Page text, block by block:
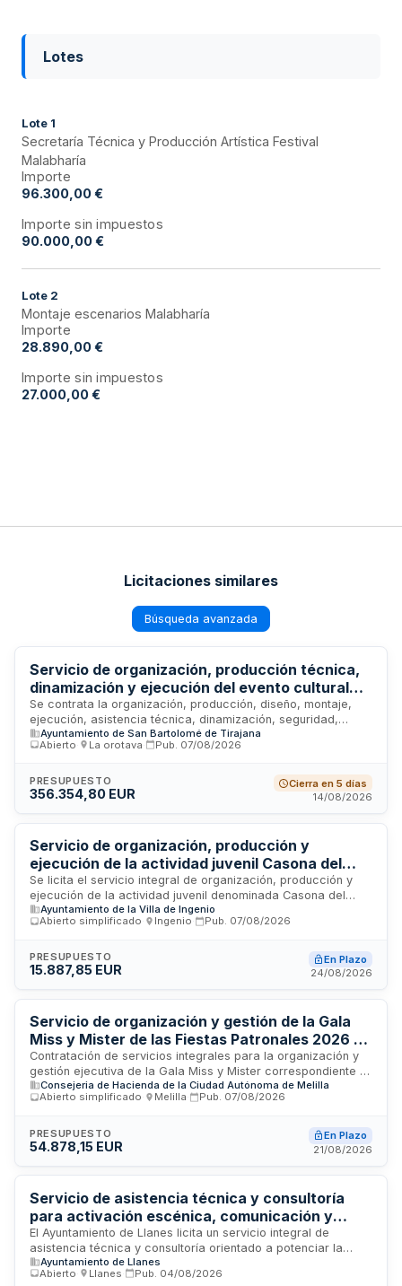
Lotes
Lote 1
Secretaría Técnica y Producción Artística Festival
Malabharía
Importe
96.300,00 €
Importe sin impuestos
90.000,00 €
Lote 2
Montaje escenarios Malabharía
Importe
28.890,00 €
Importe sin impuestos
27.000,00 €
Licitaciones similares
Búsqueda avanzada
Servicio de organización, producción técnica,
dinamización y ejecución del evento cultural
juvenil Maspaterror 2026 del Ayuntamiento de
San Bartolomé de Tirajana
Se contrata la organización, producción, diseño, montaje,
ejecución, asistencia técnica, dinamización, seguridad,
prevención, infraestructuras auxiliares, atención al público,
catering y desmontaje del evento juvenil y cultural
Bartolomé de Tirajana licita este servicio mediante división
en seis lotes funcionales que abarcan producción técnica,
infraestructuras temporales y atención al público. La
prestación incluye cobertura integral de todas las zonas del
evento, equipamiento profesional, personal técnico
especializado y servicios complementarios necesarios para
el desarrollo correcto del evento.
Ayuntamiento de San Bartolomé de Tirajana
Abierto
La orotava Pub. 07/08/2026
PRESUPUESTO
356.354,80 EUR
Cierra en 5 días
14/08/2026
Servicio de organización, producción y
ejecución de la actividad juvenil Casona del
Terror 2026 del Ayuntamiento de Ingenio
Se licita el servicio integral de organización, producción y
ejecución de la actividad juvenil denominada Casona del
Terror 2026, destinada a público joven. El Ayuntamiento de
Ingenio contrata la prestación completa del evento, que
acceso, control de aforo, medios personales y técnicos, así
como seguridad y primeros auxilios. El evento se
sucesivas organizadas por grupos reducidos con control de
acceso.
Ayuntamiento de la Villa de Ingenio
Abierto simplificado
Ingenio Pub. 07/08/2026
PRESUPUESTO
15.887,85 EUR
En Plazo
24/08/2026
Servicio de organización y gestión de la Gala
Miss y Mister de las Fiestas Patronales 2026 en
Melilla
Contratación de servicios integrales para la organización y
gestión ejecutiva de la Gala Miss y Mister correspondiente a
las Fiestas Patronales 2026 en la Ciudad Autónoma de
Melilla. El adjudicatario asumirá la coordinación general,
de escaleta, atención a candidatos y jurado, así como la
coordinación de servicios técnicos, auxiliares, sanitarios y
desarrollo del certamen, incluyendo la organización de
desfiles, música, iluminación, coreografías y montaje de la
Consejeria de Hacienda de la Ciudad Autónoma de Melilla
Abierto simplificado
Melilla Pub. 07/08/2026
PRESUPUESTO
54.878,15 EUR
En Plazo
21/08/2026
Servicio de asistencia técnica y consultoría
para activación escénica, comunicación y
dinamización cultural - Ayuntamiento de Llanes
El Ayuntamiento de Llanes licita un servicio integral de
asistencia técnica y consultoría orientado a potenciar la
programación cultural municipal, con énfasis especial en el
nuevo equipamiento Cinemar. El contrato abarca actividades
Ayuntamiento de Llanes
Abierto
Llanes Pub. 04/08/2026